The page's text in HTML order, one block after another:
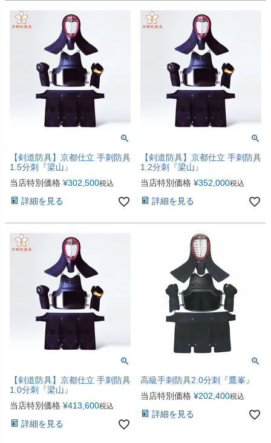
【剣道防具】京都仕立 手刺防具
1.5分刺『梁山』
当店特別価格 ¥302,500税込
詳細を見る
【剣道防具】京都仕立 手刺防具
1.2分刺『梁山』
当店特別価格 ¥352,000税込
詳細を見る
【剣道防具】京都仕立 手刺防具
1.0分刺『梁山』
当店特別価格 ¥413,600税込
詳細を見る
高級手刺防具2.0分刺『鷹峯』
当店特別価格 ¥202,400税込
詳細を見る